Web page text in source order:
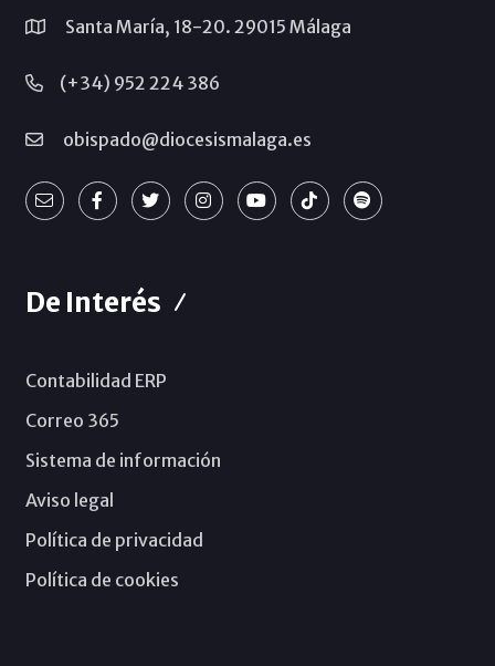
Santa María, 18-20. 29015 Málaga
(+34) 952 224 386
obispado@diocesismalaga.es
De Interés
Contabilidad ERP
Correo 365
Sistema de información
Aviso legal
Política de privacidad
Política de cookies